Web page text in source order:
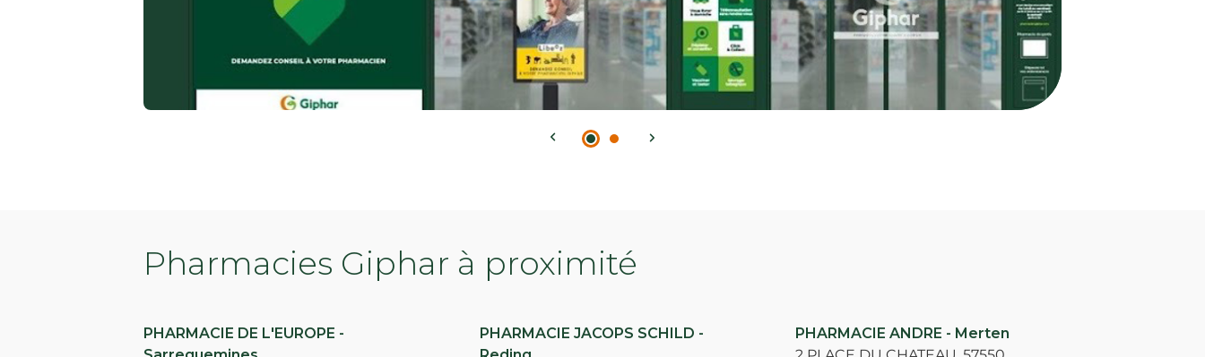
Pharmacies Giphar à proximité
PHARMACIE DE L'EUROPE -
PHARMACIE JACOPS SCHILD -
PHARMACIE ANDRE - Merten